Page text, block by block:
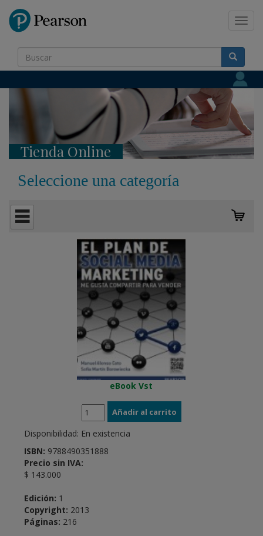
Tienda Online
Seleccione una categoría
eBook Vst
Disponibilidad: En existencia
ISBN: 9788490351888
Precio sin IVA:
$ 143.000
Edición: 1
Copyright: 2013
Páginas: 216